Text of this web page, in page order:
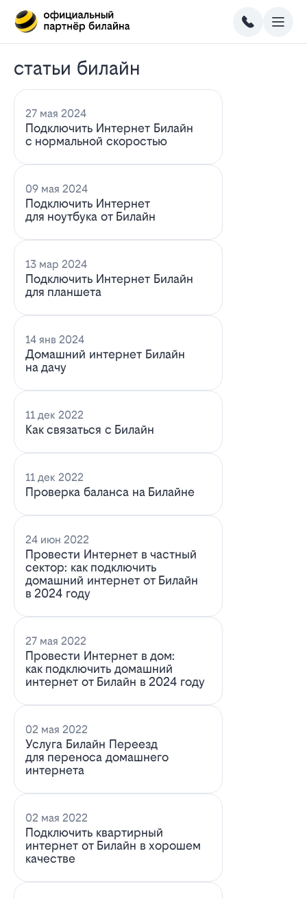
статьи билайн
27 мая 2024
Подключить Интернет Билайн
с нормальной скоростью
09 мая 2024
Подключить Интернет
для ноутбука от Билайн
13 мар 2024
Подключить Интернет Билайн
для планшета
14 янв 2024
Домашний интернет Билайн
на дачу
11 дек 2022
Как связаться с Билайн
11 дек 2022
Проверка баланса на Билайне
24 июн 2022
Провести Интернет в частный
сектор: как подключить
домашний интернет от Билайн
в 2024 году
27 мая 2022
Провести Интернет в дом:
как подключить домашний
интернет от Билайн в 2024 году
02 мая 2022
Услуга Билайн Переезд
для переноса домашнего
интернета
02 мая 2022
Подключить квартирный
интернет от Билайн в хорошем
качестве